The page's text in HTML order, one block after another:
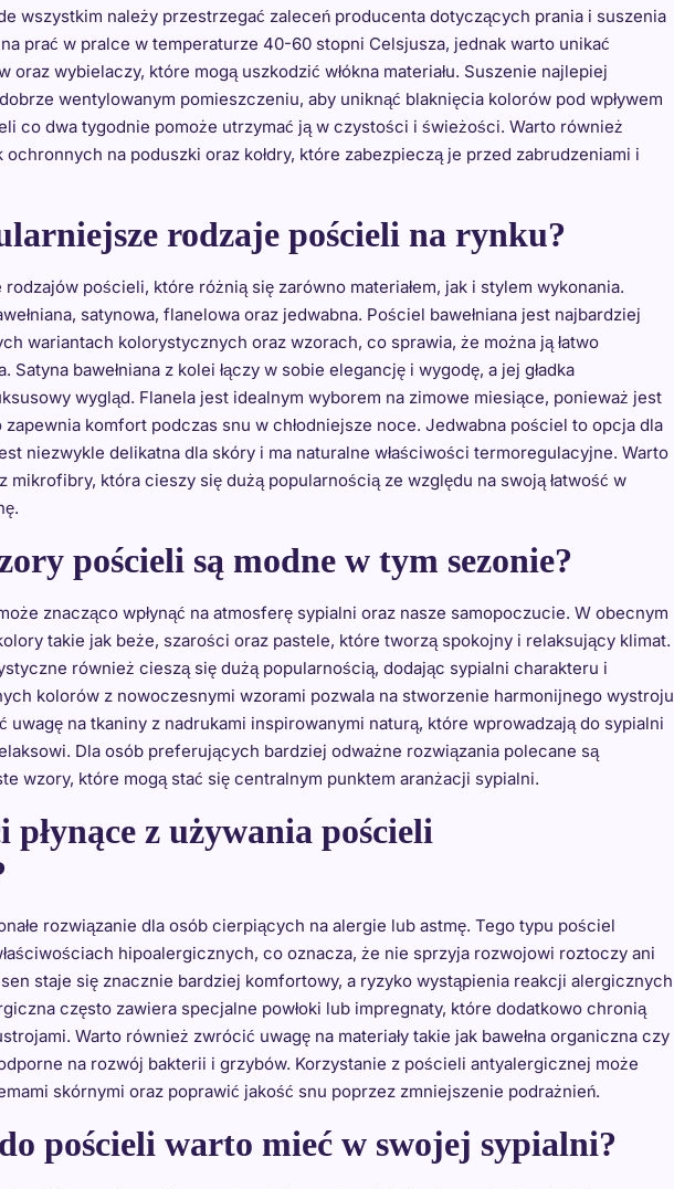
wszystkim należy przestrzegać zaleceń producenta dotyczących prania i suszenia
prać w pralce w temperaturze 40-60 stopni Celsjusza, jednak warto unikać
wybielaczy, które mogą uszkodzić włókna materiału. Suszenie najlepiej
wentylowanym pomieszczeniu, aby uniknąć blaknięcia kolorów pod wpływem
co dwa tygodnie pomoże utrzymać ją w czystości i świeżości. Warto również
na poduszki oraz kołdry, które zabezpieczą je przed zabrudzeniami i
rodzaje pościeli na rynku?
pościeli, które różnią się zarówno materiałem, jak i stylem wykonania.
satynowa, flanelowa oraz jedwabna. Pościel bawełniana jest najbardziej
wariantach kolorystycznych oraz wzorach, co sprawia, że można ją łatwo
Satyna bawełniana z kolei łączy w sobie elegancję i wygodę, a jej gładka
wygląd. Flanela jest idealnym wyborem na zimowe miesiące, ponieważ jest
zapewnia komfort podczas snu w chłodniejsze noce. Jedwabna pościel to opcja dla
niezwykle delikatna dla skóry i ma naturalne właściwości termoregulacyjne. Warto
która cieszy się dużą popularnością ze względu na swoją łatwość w
pościeli są modne w tym sezonie?
znacząco wpłynąć na atmosferę sypialni oraz nasze samopoczucie. W obecnym
takie jak beże, szarości oraz pastele, które tworzą spokojny i relaksujący klimat.
również cieszą się dużą popularnością, dodając sypialni charakteru i
kolorów z nowoczesnymi wzorami pozwala na stworzenie harmonijnego wystroju
na tkaniny z nadrukami inspirowanymi naturą, które wprowadzają do sypialni
Dla osób preferujących bardziej odważne rozwiązania polecane są
wzory, które mogą stać się centralnym punktem aranżacji sypialni.
płynące z używania pościeli
rozwiązanie dla osób cierpiących na alergie lub astmę. Tego typu pościel
hipoalergicznych, co oznacza, że nie sprzyja rozwojowi roztoczy ani
staje się znacznie bardziej komfortowy, a ryzyko wystąpienia reakcji alergicznych
często zawiera specjalne powłoki lub impregnaty, które dodatkowo chronią
Warto również zwrócić uwagę na materiały takie jak bawełna organiczna czy
na rozwój bakterii i grzybów. Korzystanie z pościeli antyalergicznej może
skórnymi oraz poprawić jakość snu poprzez zmniejszenie podrażnień.
pościeli warto mieć w swojej sypialni?